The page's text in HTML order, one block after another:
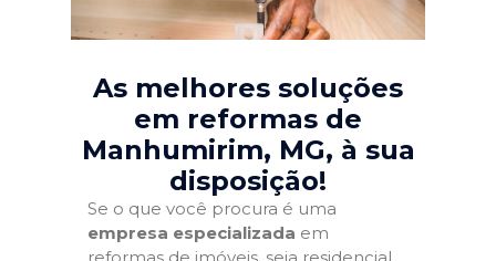
As melhores soluções
em reformas de
Manhumirim, MG, à sua
disposição!
Se o que você procura é uma
empresa especializada em